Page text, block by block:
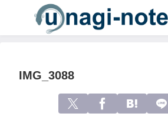
IMG_3088